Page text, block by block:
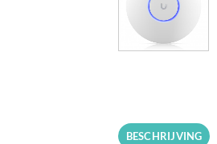
BESCHRIJVING